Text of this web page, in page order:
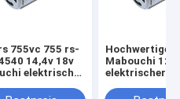
755vc 755 rs-
14,4v 18v
elektrischer
Hochwertiger
Mabouchi 12 V
elektrischer
W 60 W